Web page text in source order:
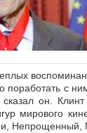
поработать с
он.
мирового
Непрощенный,